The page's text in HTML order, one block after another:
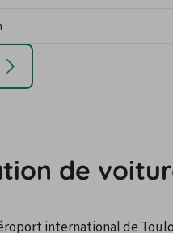
de
international de